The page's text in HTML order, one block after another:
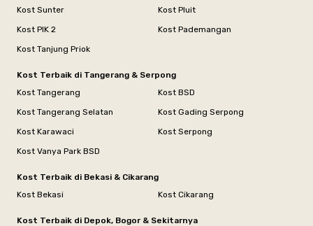
Kost Sunter
Kost Pluit
Kost PIK 2
Kost Pademangan
Kost Tanjung Priok
Kost Terbaik di Tangerang & Serpong
Kost Tangerang
Kost BSD
Kost Tangerang Selatan
Kost Gading Serpong
Kost Karawaci
Kost Serpong
Kost Vanya Park BSD
Kost Terbaik di Bekasi & Cikarang
Kost Bekasi
Kost Cikarang
Kost Terbaik di Depok, Bogor & Sekitarnya